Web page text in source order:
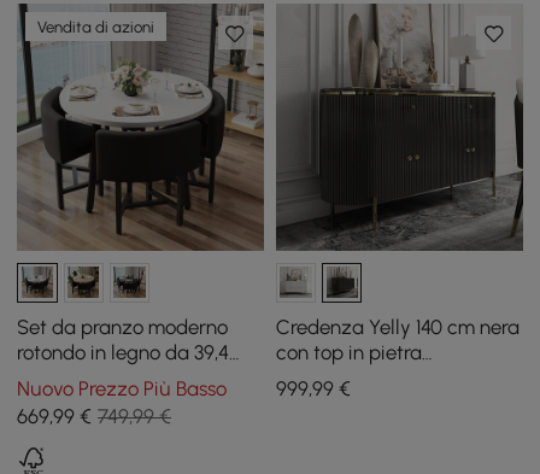
Vendita di azioni
Set da pranzo moderno
rotondo in legno da 39,4
pollici bianco con 4 sedie
nere
Nuovo Prezzo Più Basso
669,99 € 749,99 €
Credenza Yelly 140 cm nera
con top in pietra
sinterizzata, 4 ante e 2
cassetti
999,99€